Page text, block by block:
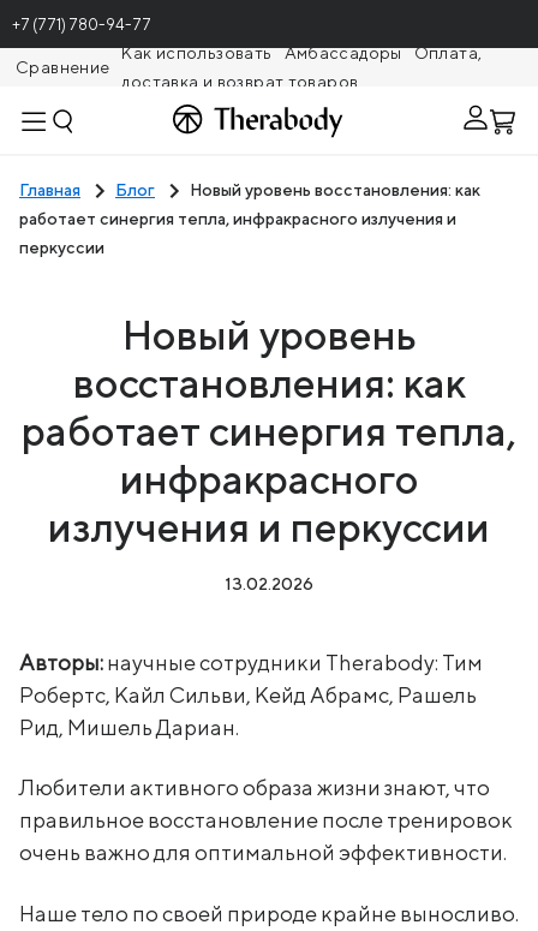
+7 (771) 780-94-77
Сравнение
Как использовать Амбассадоры
Оплата,
доставка и возврат товаров
Главная Блог
Новый уровень восстановления: как
работает синергия тепла, инфракрасного излучения и
перкуссии
Новый уровень
восстановления: как
работает синергия тепла,
инфракрасного
излучения и перкуссии
13.02.2026
Авторы:научные сотрудники Therabody: Тим
Робертс, Кайл Сильви, Кейд Абрамс, Рашель
Рид, Мишель Дариан.
Любители активного образа жизни знают, что
правильное восстановление после тренировок
очень важно для оптимальной эффективности.
Наше тело по своей природе крайне выносливо.